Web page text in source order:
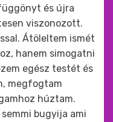
és újra
viszonozott.
Átöleltem ismét
hanem simogatni
egész testét és
megfogtam
húztam.
bugyija ami